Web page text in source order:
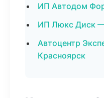
ИП Автодом
ИП Люкс Диск —
Автоцентр
Красноярск